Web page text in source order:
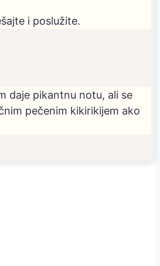
i poslužite.
daje pikantnu notu, ali se
pečenim kikirikijem ako